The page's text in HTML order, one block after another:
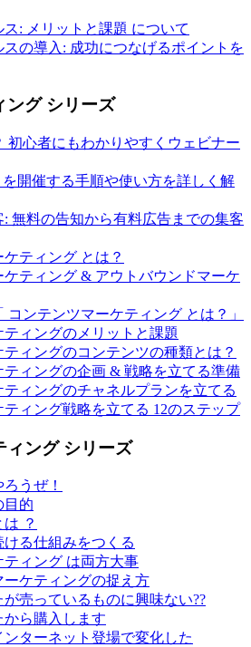
: メリットと課題 について
の導入: 成功につなげるポイントを
ング シリーズ
初心者にもわかりやすくウェビナー
を開催する手順や使い方を詳しく解
: 無料の告知から有料広告までの集客
ティング とは？
ティング & アウトバウンドマーケ
コンテンツマーケティング とは？」
ィングのメリットと課題
ィングのコンテンツの種類とは？
ティングの企画 & 戦略を立てる準備
ティングのチャネルプランを立てる
ティング戦略を立てる 12のステップ
ィング シリーズ
うぜ！
目的
？
る仕組みをつくる
ィング は両方大事
ーケティングの捉え方
売っているものに興味ない??
ら購入します
ターネット登場で変化した